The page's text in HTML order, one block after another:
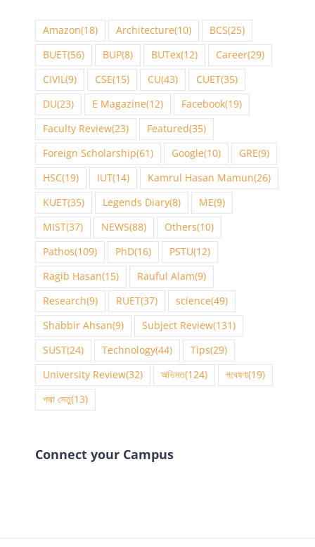
Amazon(18) Architecture(10) BCS(25)
BUET(56) BUP(8) BUTex(12) Career(29)
CIVIL(9) CSE(15) CU(43) CUET(35)
DU(23) E Magazine(12) Facebook(19)
Faculty Review(23) Featured(35)
Foreign Scholarship(61) Google(10) GRE(9)
HSC(19) IUT(14) Kamrul Hasan Mamun(26)
KUET(35) Legends Diary(8) ME(9)
MIST(37) NEWS(88) Others(10)
Pathos(109) PhD(16) PSTU(12)
Ragib Hasan(15) Rauful Alam(9)
Research(9) RUET(37) science(49)
Shabbir Ahsan(9) Subject Review(131)
SUST(24) Technology(44) Tips(29)
University Review(32) অভিমত(124) গবেষণা(19)
পদ্মা সেতু(13)
Connect your Campus